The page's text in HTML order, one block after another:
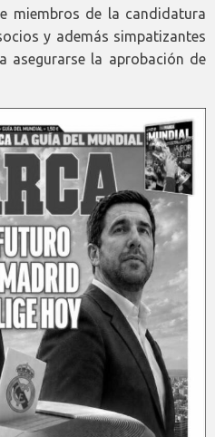
miembros de la candidatura
y además simpatizantes
asegurarse la aprobación de